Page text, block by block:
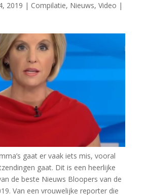
2019 | Compilatie, Nieuws, Video |
gaat er vaak iets mis, vooral
gaat. Dit is een heerlijke
de beste Nieuws Bloopers van de
Van een vrouwelijke reporter die